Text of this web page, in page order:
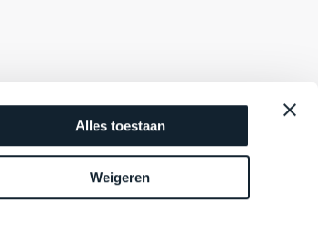
Alles toestaan
Weigeren